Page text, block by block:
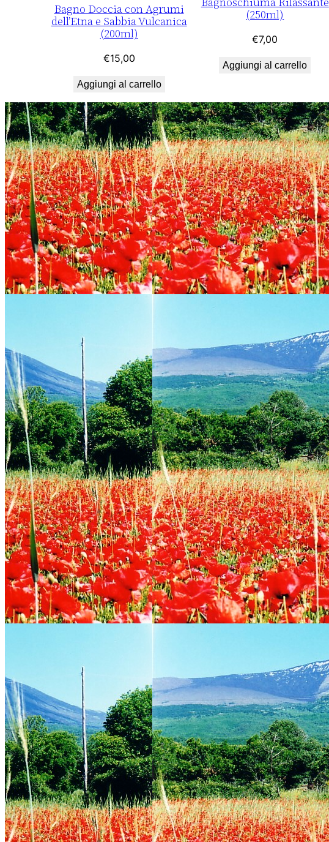
Bagno Doccia con Agrumi
dell’Etna e Sabbia Vulcanica
(200ml)
€15,00
Aggiungi al carrello
(250ml)
€7,00
Aggiungi al carrello